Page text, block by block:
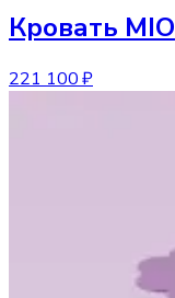
Кровать MIO
221 100 ₽